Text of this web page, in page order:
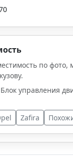
по фото,
управления
Zafira